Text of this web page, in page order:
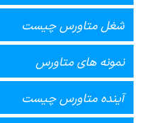
شغل متاورس چیست
نمونه های متاورس
آینده متاورس چیست